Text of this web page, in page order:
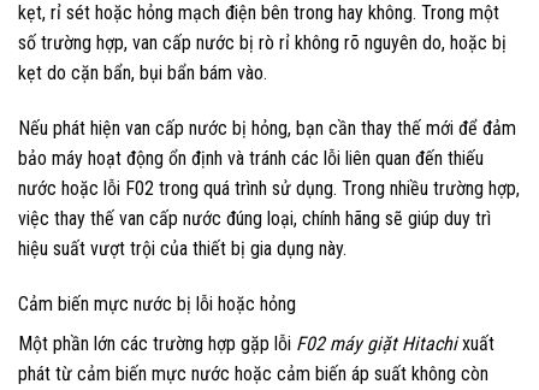
kẹt, rỉ sét hoặc hỏng mạch điện bên trong hay không. Trong một
số trường hợp, van cấp nước bị rò rỉ không rõ nguyên do, hoặc bị
kẹt do cặn bẩn, bụi bẩn bám vào.
Nếu phát hiện van cấp nước bị hỏng, bạn cần thay thế mới để đảm
bảo máy hoạt động ổn định và tránh các lỗi liên quan đến thiếu
nước hoặc lỗi F02 trong quá trình sử dụng. Trong nhiều trường hợp,
việc thay thế van cấp nước đúng loại, chính hãng sẽ giúp duy trì
hiệu suất vượt trội của thiết bị gia dụng này.
Cảm biến mực nước bị lỗi hoặc hỏng
Một phần lớn các trường hợp gặp lỗi F02 máy giặt Hitachixuất
phát từ cảm biến mực nước hoặc cảm biến áp suất không còn